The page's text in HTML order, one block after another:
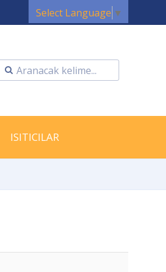
Select Language ▼
ISITICILAR